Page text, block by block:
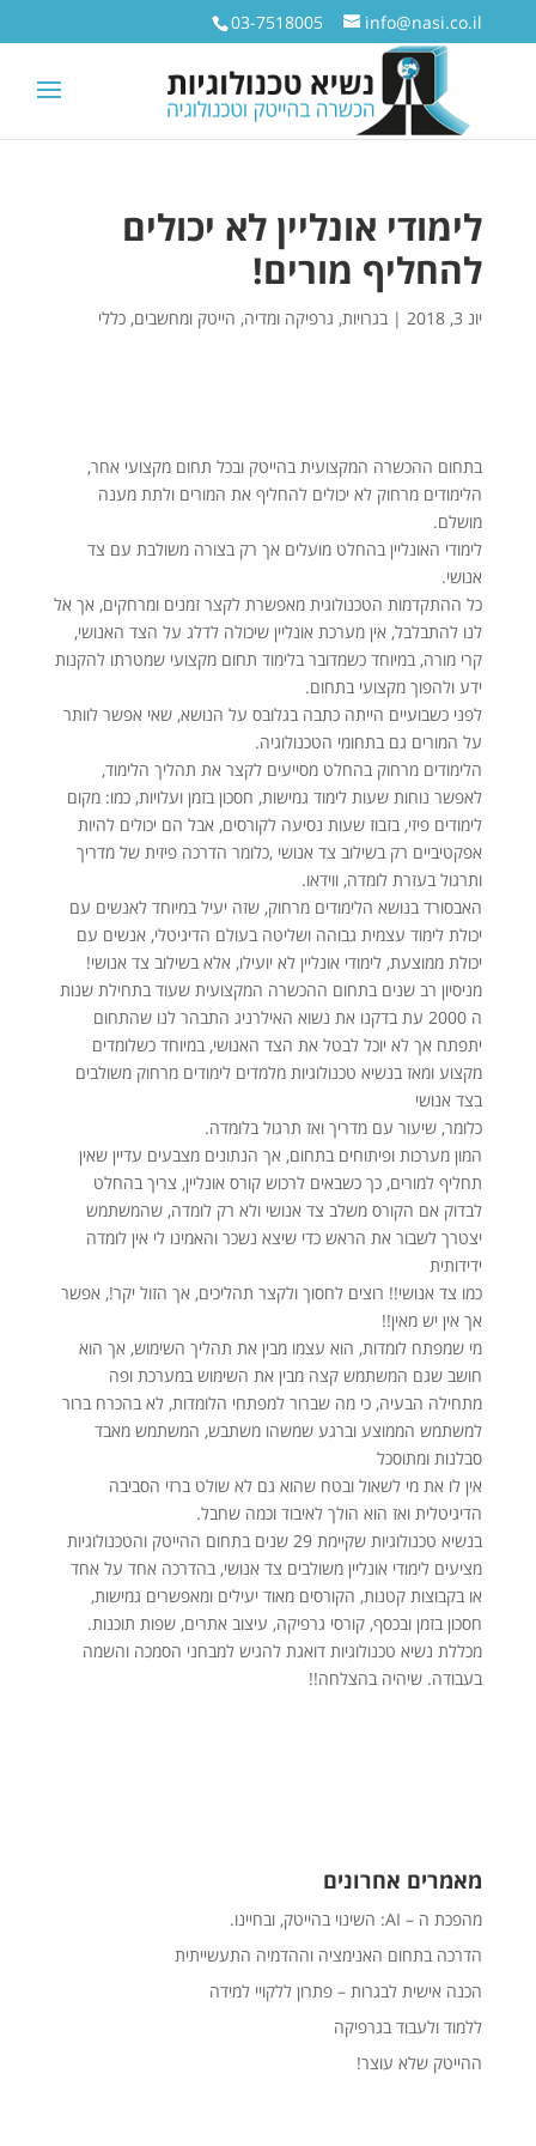
03-7518005 info@nasi.co.il
לימודי אונליין לא יכולים
להחליף מורים!
יונ 3, 2018 | בגרויות, גרפיקה ומדיה, הייטק ומחשבים, כללי
בתחום ההכשרה המקצועית בהייטק ובכל תחום מקצועי אחר,
הלימודים מרחוק לא יכולים להחליף את המורים ולתת מענה
מושלם.
לימודי האונליין בהחלט מועלים אך רק בצורה משולבת עם צד
אנושי.
כל ההתקדמות הטכנולוגית מאפשרת לקצר זמנים ומרחקים, אך אל
לנו להתבלבל, אין מערכת אונליין שיכולה לדלג על הצד האנושי,
קרי מורה, במיוחד כשמדובר בלימוד תחום מקצועי שמטרתו להקנות
ידע ולהפוך מקצועי בתחום.
לפני כשבועיים הייתה כתבה בגלובס על הנושא, שאי אפשר לוותר
על המורים גם בתחומי הטכנולוגיה.
הלימודים מרחוק בהחלט מסייעים לקצר את תהליך הלימוד,
לאפשר נוחות שעות לימוד גמישות, חסכון בזמן ועלויות, כמו: מקום
לימודים פיזי, בזבוז שעות נסיעה לקורסים, אבל הם יכולים להיות
אפקטיביים רק בשילוב צד אנושי ,כלומר הדרכה פיזית של מדריך
ותרגול בעזרת לומדה, ווידאו.
האבסורד בנושא הלימודים מרחוק, שזה יעיל במיוחד לאנשים עם
יכולת לימוד עצמית גבוהה ושליטה בעולם הדיגיטלי, אנשים עם
יכולת ממוצעת, לימודי אונליין לא יועילו, אלא בשילוב צד אנושי!
מניסיון רב שנים בתחום ההכשרה המקצועית שעוד בתחילת שנות
ה 2000 עת בדקנו את נשוא האילרניג התבהר לנו שהתחום
יתפתח אך לא יוכל לבטל את הצד האנושי, במיוחד כשלומדים
מקצוע ומאז בנשיא טכנולוגיות מלמדים לימודים מרחוק משולבים
בצד אנושי
כלומר, שיעור עם מדריך ואז תרגול בלומדה.
המון מערכות ופיתוחים בתחום, אך הנתונים מצבעים עדיין שאין
תחליף למורים, כך כשבאים לרכוש קורס אונליין, צריך בהחלט
לבדוק אם הקורס משלב צד אנושי ולא רק לומדה, שהמשתמש
יצטרך לשבור את הראש כדי שיצא נשכר והאמינו לי אין לומדה
ידידותית
כמו צד אנושי!! רוצים לחסוך ולקצר תהליכים, אך הזול יקר!, אפשר
אך אין יש מאין!!
מי שמפתח לומדות, הוא עצמו מבין את תהליך השימוש, אך הוא
חושב שגם המשתמש קצה מבין את השימוש במערכת ופה
מתחילה הבעיה, כי מה שברור למפתחי הלומדות, לא בהכרח ברור
למשתמש הממוצע וברגע שמשהו משתבש, המשתמש מאבד
סבלנות ומתוסכל
אין לו את מי לשאול ובטח שהוא גם לא שולט ברזי הסביבה
הדיגיטלית ואז הוא הולך לאיבוד וכמה שחבל.
בנשיא טכנולוגיות שקיימת 29 שנים בתחום ההייטק והטכנולוגיות
מציעים לימודי אונליין משולבים צד אנושי, בהדרכה אחד על אחד
או בקבוצות קטנות, הקורסים מאוד יעילים ומאפשרים גמישות,
חסכון בזמן ובכסף, קורסי גרפיקה, עיצוב אתרים, שפות תוכנות.
מכללת נשיא טכנולוגיות דואגת להגיש למבחני הסמכה והשמה
בעבודה. שיהיה בהצלחה!!
מאמרים אחרונים
מהפכת ה – AI: השינוי בהייטק, ובחיינו.
הדרכה בתחום האנימציה וההדמיה התעשייתית
הכנה אישית לבגרות – פתרון ללקויי למידה
ללמוד ולעבוד בגרפיקה
ההייטק שלא עוצר!